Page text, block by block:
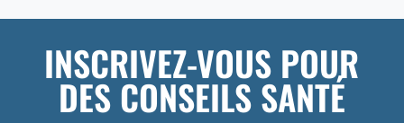
INSCRIVEZ-VOUS POUR
DES CONSEILS SANTÉ